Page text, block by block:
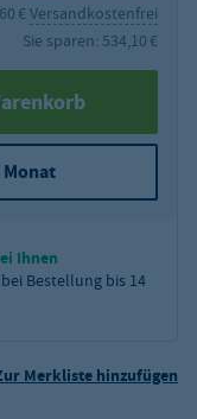
€ Versandkostenfrei
Sie sparen: 534,10 €
Monat
Ihnen
Bestellung bis 14
Merkliste hinzufügen